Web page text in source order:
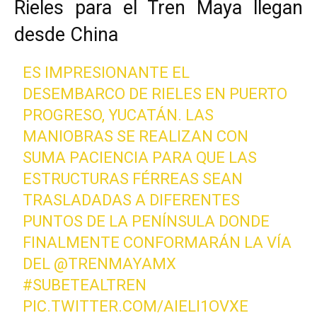
Rieles para el Tren Maya llegan
desde China
ES IMPRESIONANTE EL
DESEMBARCO DE RIELES EN PUERTO
PROGRESO, YUCATÁN. LAS
MANIOBRAS SE REALIZAN CON
SUMA PACIENCIA PARA QUE LAS
ESTRUCTURAS FÉRREAS SEAN
TRASLADADAS A DIFERENTES
PUNTOS DE LA PENÍNSULA DONDE
FINALMENTE CONFORMARÁN LA VÍA
DEL @TRENMAYAMX
#SUBETEALTREN
PIC.TWITTER.COM/AIELI1OVXE